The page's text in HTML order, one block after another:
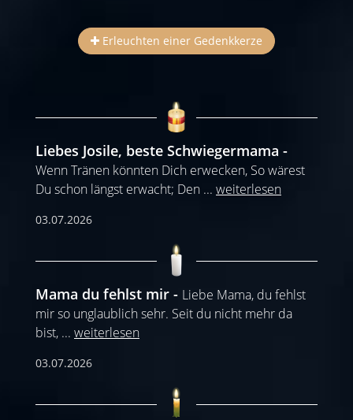
Erleuchten einer Gedenkkerze
Liebes Josile, beste Schwiegermama
Wenn Tränen könnten Dich erwecken, So wärest
Du schon längst erwacht; Den ... weiterlesen
03.07.2026
Mama du fehlst mir
Liebe Mama, du fehlst
mir so unglaublich sehr. Seit du nicht mehr da
bist, ... weiterlesen
03.07.2026